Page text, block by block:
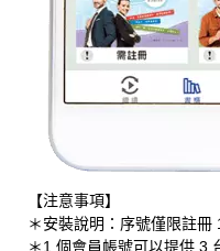
【注意事項】
＊安裝說明：序號僅限註冊
＊1 個會員帳號可以提供 3